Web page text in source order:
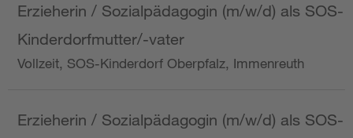
Erzieherin / Sozialpädagogin (m/w/d) als SOS-
Kinderdorfmutter/-vater
Vollzeit, SOS-Kinderdorf Oberpfalz, Immenreuth
Erzieherin / Sozialpädagogin (m/w/d) als SOS-